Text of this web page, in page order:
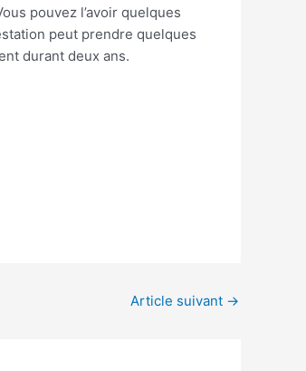
pouvez l’avoir quelques
peut prendre quelques
durant deux ans.
Article suivant →